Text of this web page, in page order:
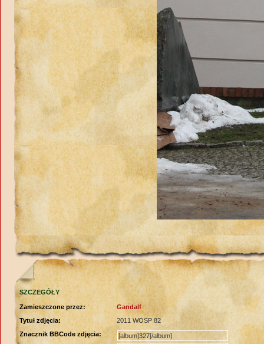
SZCZEGÓŁY
Zamieszczone przez:
Gandalf
Tytuł zdjęcia:
2011 WOSP 82
Znacznik BBCode zdjęcia: